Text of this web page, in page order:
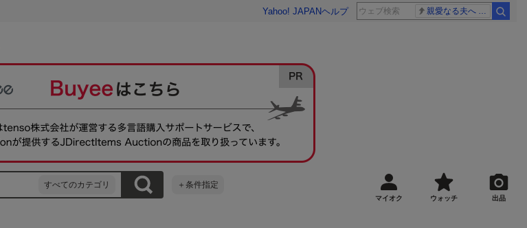
Yahoo! JAPANヘルプ 親愛なる夫へ 高島ファミリー
すべてのカテゴリ ＋条件指定
マイオク ウォッチ 出品